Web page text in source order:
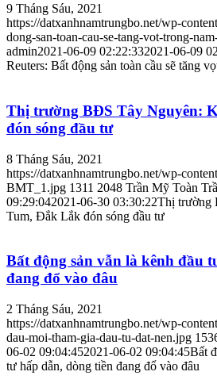
9 Tháng Sáu, 2021
https://datxanhnamtrungbo.net/wp-
dong-san-toan-cau-se-tang-vot-trong-
admin2021-06-09 02:22:332021-06-09
Reuters: Bất động sản toàn cầu sẽ tăng
Thị trường BĐS Tây Nguyên:
đón sóng đầu tư
8 Tháng Sáu, 2021
https://datxanhnamtrungbo.net/wp-
BMT_1.jpg 1311 2048 Trần Mỹ Toàn
09:29:042021-06-30 03:30:22Thị trường
Tum, Đắk Lắk đón sóng đầu tư
Bất động sản vẫn là kênh đầu
đang đổ vào đâu
2 Tháng Sáu, 2021
https://datxanhnamtrungbo.net/wp-
dau-moi-tham-gia-dau-tu-dat-nen.jpg
06-02 09:04:452021-06-02 09:04:45Bất
tư hấp dẫn, dòng tiền đang đổ vào đâu